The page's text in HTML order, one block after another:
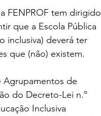
FENPROF tem dirigido
que a Escola Pública
inclusiva) deverá ter
que (não) existem.
Agrupamentos de
do Decreto-Lei n.º
Inclusiva